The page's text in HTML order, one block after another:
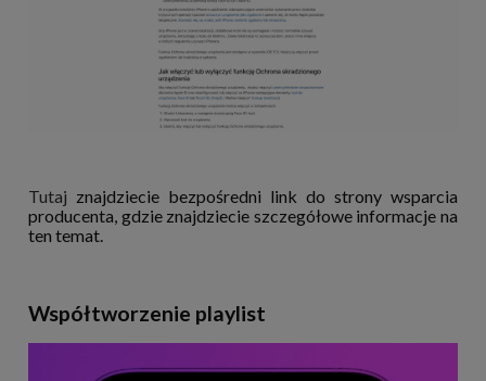
Tutaj znajdziecie bezpośredni link do strony wsparcia
producenta, gdzie znajdziecie szczegółowe informacje na
ten temat.
Współtworzenie playlist